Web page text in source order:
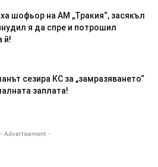
шофьор на АМ „Тракия“, засякъл
я да спре и потрошил
й!
сезира КС за „замразяването“
заплата!
- Advertisement -